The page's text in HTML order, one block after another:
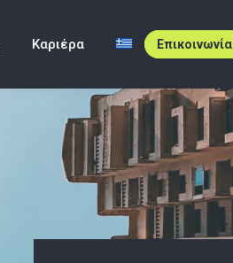
Καριέρα Επικοινωνία